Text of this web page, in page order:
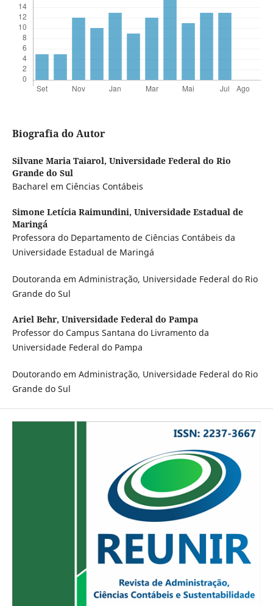
Biografia do Autor
Silvane Maria Taiarol, Universidade Federal do Rio
Grande do Sul
Bacharel em Ciências Contábeis
Simone Letícia Raimundini, Universidade Estadual de
Maringá
Professora do Departamento de Ciências Contábeis da
Universidade Estadual de Maringá
Doutoranda em Administração, Universidade Federal do Rio
Grande do Sul
Ariel Behr, Universidade Federal do Pampa
Professor do Campus Santana do Livramento da
Universidade Federal do Pampa
Doutorando em Administração, Universidade Federal do Rio
Grande do Sul